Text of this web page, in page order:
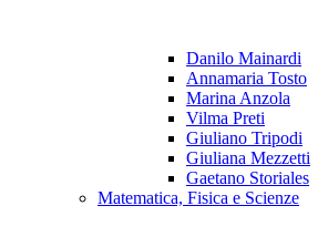
Danilo Mainardi
Annamaria Tosto
Marina Anzola
Vilma Preti
Giuliano Tripodi
Giuliana Mezzetti
Gaetano Storiales
Matematica, Fisica e Scienze